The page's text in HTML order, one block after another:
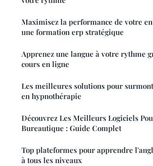
Maximisez la performance de votre
une formation erp stratégique
Apprenez une langue à votre rythme
cours en ligne
Les meilleures solutions pour
en hypnothérapie
Découvrez Les Meilleurs Logiciels
Bureautique : Guide Complet
Top plateformes pour apprendre
à tous les niveaux